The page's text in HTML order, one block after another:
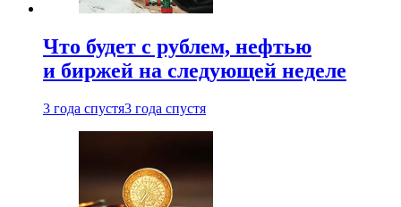
Что будет с рублем, нефтью
и биржей на следующей неделе
3 года спустя3 года спустя